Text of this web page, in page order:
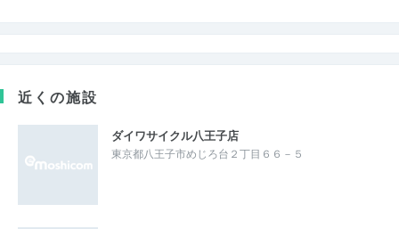
近くの施設
ダイワサイクル八王子店
東京都八王子市めじろ台２丁目６６－５